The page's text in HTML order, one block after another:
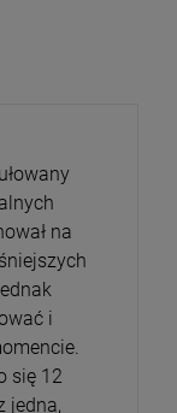
na
i
się 12
jedna,